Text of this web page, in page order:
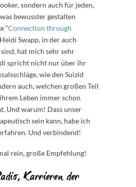
sondern auch für jeden,
bewusster gestalten
“Connection through
Swapp, in der auch
hat mich sehr sehr
spricht nicht nur über ihr
wie den Suizid
auch, welchen großen Teil
Leben immer schon
Und warum! Dass unser
sein kann, habe ich
Und verbindend!
rein, große Empfehlung!
Karrieren der